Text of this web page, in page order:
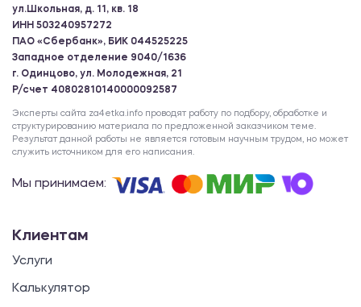
ул.Школьная, д. 11, кв. 18
ИНН 503240957272
ПАО «Сбербанк», БИК 044525225
Западное отделение 9040/1636
г. Одинцово, ул. Молодежная, 21
Р/счет 40802810140000092587
Эксперты сайта za4etka.info проводят работу по подбору, обработке и
структурированию материала по предложенной заказчиком теме.
Результат данной работы не является готовым научным трудом, но может
служить источником для его написания.
Мы принимаем:
Клиентам
Услуги
Калькулятор